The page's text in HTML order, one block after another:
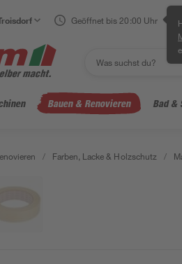
Geöffnet bis 20:00 Uhr
Bauen & Renovieren Bad &
/ Farben, Lacke & Holzschutz /